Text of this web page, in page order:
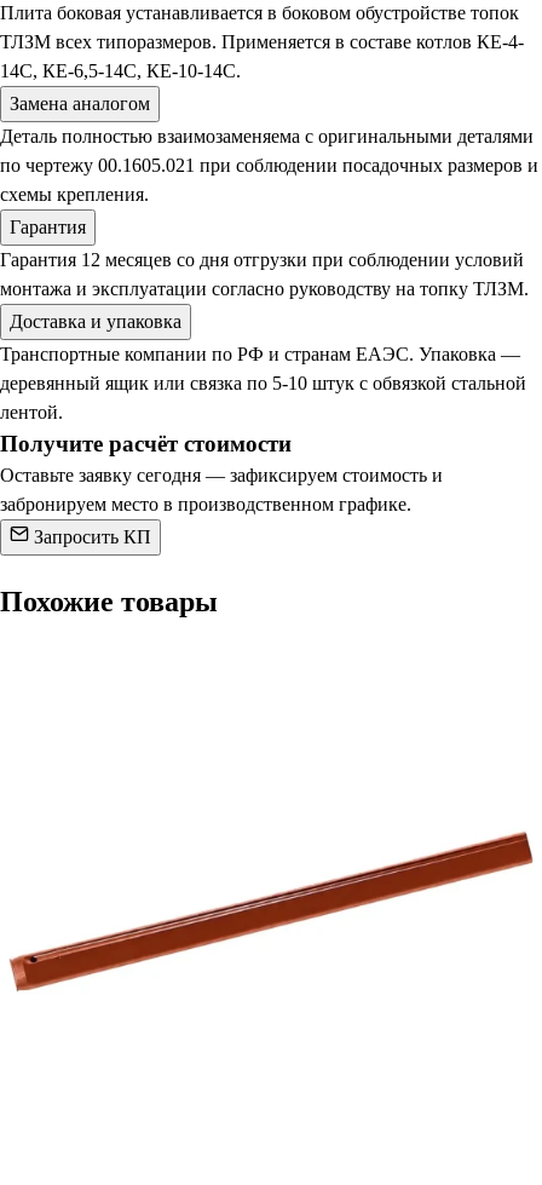
Плита боковая устанавливается в боковом обустройстве топок
ТЛЗМ всех типоразмеров. Применяется в составе котлов КЕ-4-
14С, КЕ-6,5-14С, КЕ-10-14С.
Замена аналогом
Деталь полностью взаимозаменяема с оригинальными деталями
по чертежу 00.1605.021 при соблюдении посадочных размеров и
схемы крепления.
Гарантия
Гарантия 12 месяцев со дня отгрузки при соблюдении условий
монтажа и эксплуатации согласно руководству на топку ТЛЗМ.
Доставка и упаковка
Транспортные компании по РФ и странам ЕАЭС. Упаковка —
деревянный ящик или связка по 5-10 штук с обвязкой стальной
лентой.
Получите расчёт стоимости
Оставьте заявку сегодня — зафиксируем стоимость и
забронируем место в производственном графике.
Запросить КП
Похожие товары